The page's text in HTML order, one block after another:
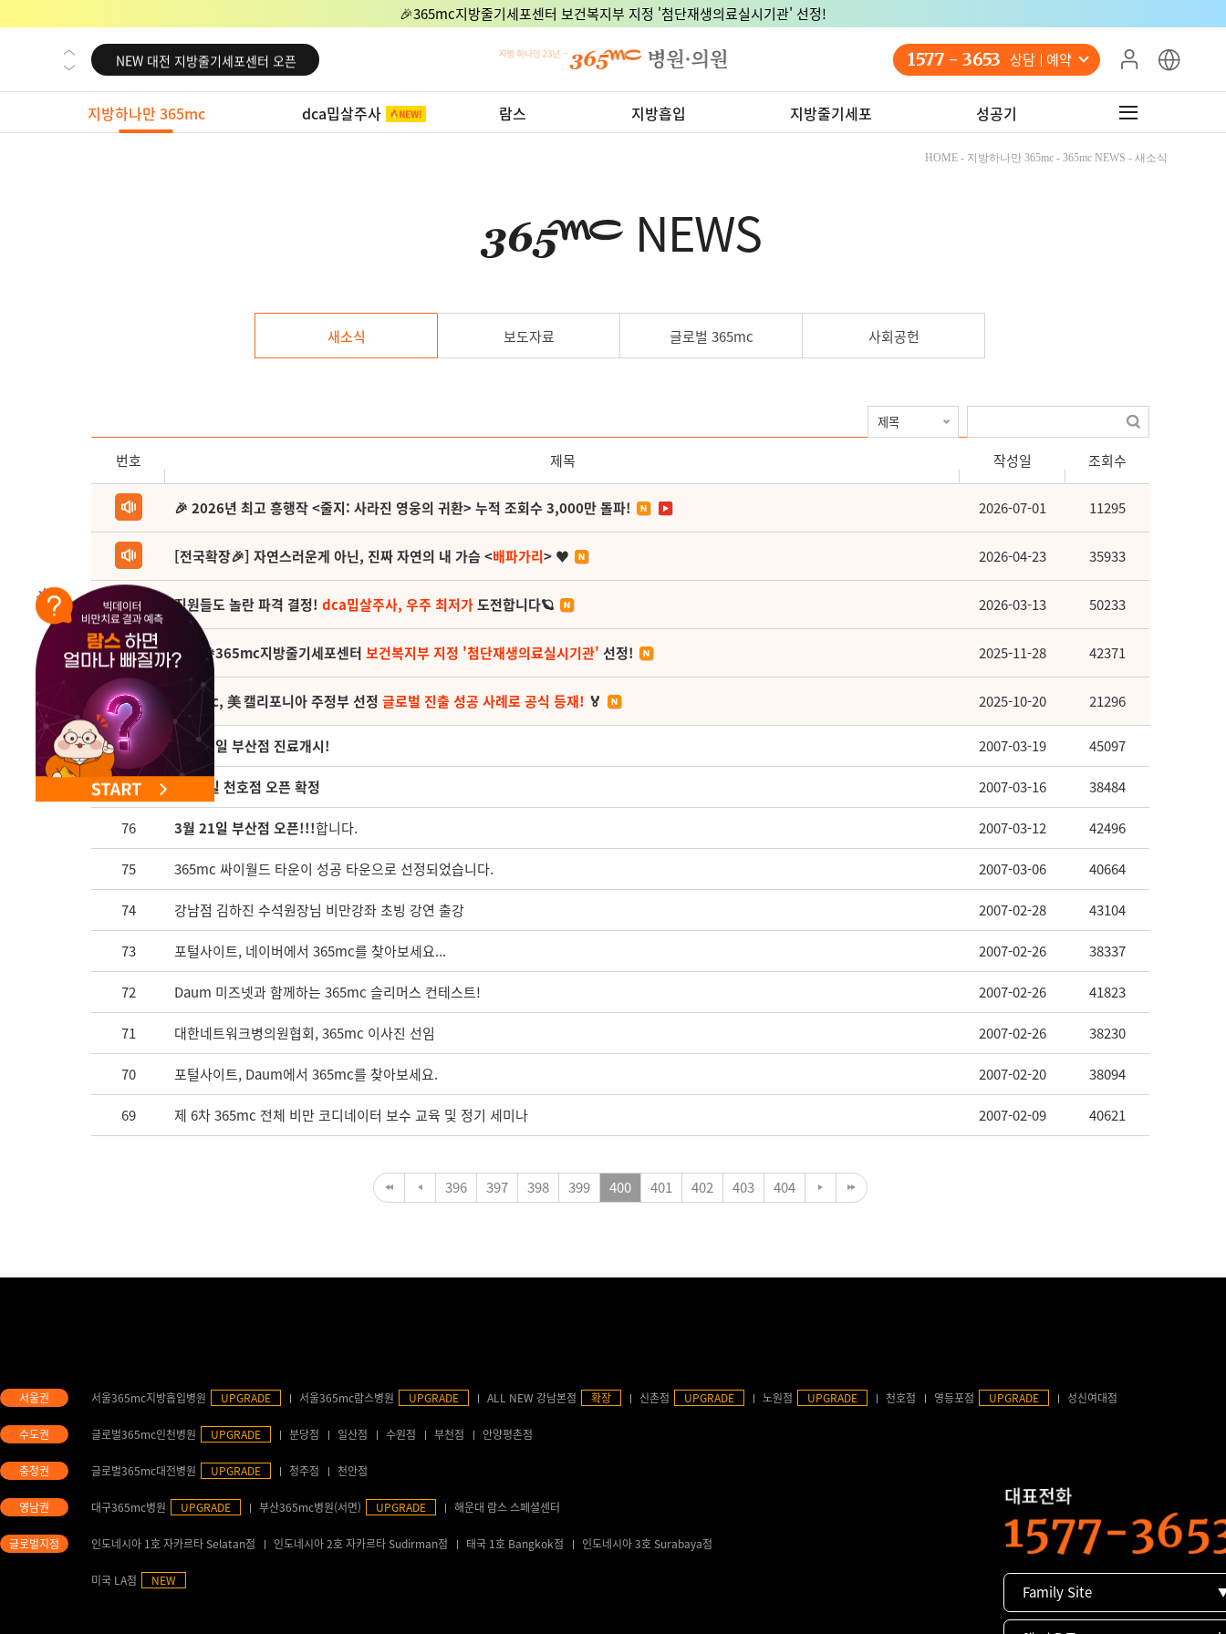
🎉365mc지방줄기세포센터 보건복지부 지정 '첨단재생의료실시기관' 선정!
NEW 교대 지방줄기세포센터 오픈
NEW 대전 지방줄기세포센터 오픈
NEW 노원 지방줄기세포센터 오픈
NEW 미국 LA점 오픈
NEW 미국 LA점 오픈
1577 - 3653 상담 예약
지방하나만 365mc dca밉살주사 람스 지방흡입 지방줄기세포 성공기
HOME - 지방하나만 365mc - 365mc NEWS - 새소식
NEWS
새소식 보도자료 글로벌 365mc 사회공헌
번호 제목 작성일 조회수
🎉 2026년 최고 흥행작 <줄지: 사라진 영웅의 귀환> 누적 조회수 3,000만 돌파! 2026-07-01 11295
[전국확장🎉] 자연스러운게 아닌, 진짜 자연의 내 가슴 <배파가리> ♥ 2026-04-23 35933
직원들도 놀란 파격 결정! dca밉살주사, 우주 최저가도전합니다🪐 2026-03-13 50233
(축) 🎉365mc지방줄기세포센터 보건복지부 지정 '첨단재생의료실시기관' 선정! 2025-11-28 42371
365mc, 美 캘리포니아 주정부 선정 글로벌 진출 성공 사례로 공식 등재! 🏅 2025-10-20 21296
78 3월 21일 부산점 진료개시! 2007-03-19 45097
77 5월 1일 천호점 오픈 확정 2007-03-16 38484
76 3월 21일 부산점 오픈!!!합니다. 2007-03-12 42496
75 365mc 싸이월드 타운이 성공 타운으로 선정되었습니다. 2007-03-06 40664
74 강남점 김하진 수석원장님 비만강좌 초빙 강연 출강 2007-02-28 43104
73 포털사이트, 네이버에서 365mc를 찾아보세요... 2007-02-26 38337
72 Daum 미즈넷과 함께하는 365mc 슬리머스 컨테스트! 2007-02-26 41823
71 대한네트워크병의원협회, 365mc 이사진 선임 2007-02-26 38230
70 포털사이트, Daum에서 365mc를 찾아보세요. 2007-02-20 38094
69 제 6차 365mc 전체 비만 코디네이터 보수 교육 및 정기 세미나 2007-02-09 40621
396 397 398 399 400 401 402 403 404
서울365mc지방흡입병원 UPGRADE 서울365mc람스병원 UPGRADE ALL NEW 강남본점 확장 신촌점 UPGRADE 노원점 UPGRADE 천호점 영등포점 UPGRADE 성신여대점
글로벌365mc인천병원 UPGRADE 분당점 일산점 수원점 부천점 안양평촌점
글로벌365mc대전병원 UPGRADE 청주점 천안점
대구365mc병원 UPGRADE 부산365mc병원(서면) UPGRADE 해운대 람스 스페셜센터
인도네시아 1호 자카르타 Selatan점 인도네시아 2호 자카르타 Sudirman점 태국 1호 Bangkok점 인도네시아 3호 Surabaya점
미국 LA점 NEW
Family Site